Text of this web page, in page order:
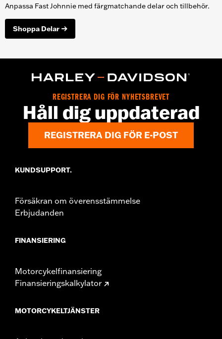
Anpassa Fast Johnnie med färgmatchande delar och tillbehör.
Shoppa Delar
REGISTRERA DIG FÖR NYHETSBREVET
Håll dig uppdaterad
REGISTRERA DIG FÖR E-POST
KUNDSUPPORT.
Försäkran om överensstämmelse
Erbjudanden
FINANSIERING
Motorcykelfinansiering
Finansieringskalkylator
MOTORCYKELTJÄNSTER